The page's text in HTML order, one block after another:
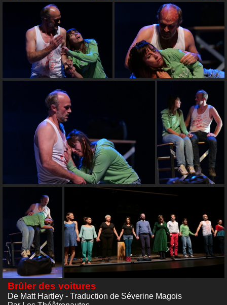
Brûler des voitures
De Matt Hartley - Traduction de Séverine Magois